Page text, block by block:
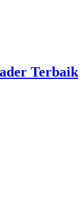
Terbaik